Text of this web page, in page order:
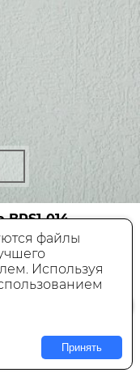
BRS1-014
м
рулон
файлы
Используя
Принять